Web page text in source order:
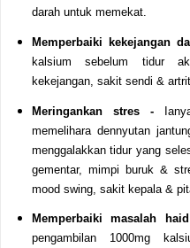
darah untuk memekat.
Memperbaiki kekejangan
kalsium sebelum tidur
kekejangan, sakit sendi &
Meringankan stres -Ianya
memelihara dennyutan
menggalakkan tidur yang
gementar, mimpi buruk &
mood swing, sakit kepala &
Memperbaiki masalah
pengambilan 1000mg